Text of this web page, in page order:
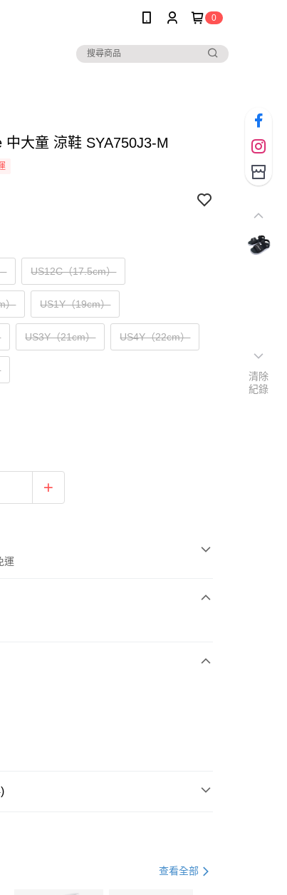
0
中大童 涼鞋 SYA750J3-M
US12C（17.5cm）
） US1Y（19cm）
US3Y（21cm） US4Y（22cm）
運
付」】
查看全部
清除
紀錄